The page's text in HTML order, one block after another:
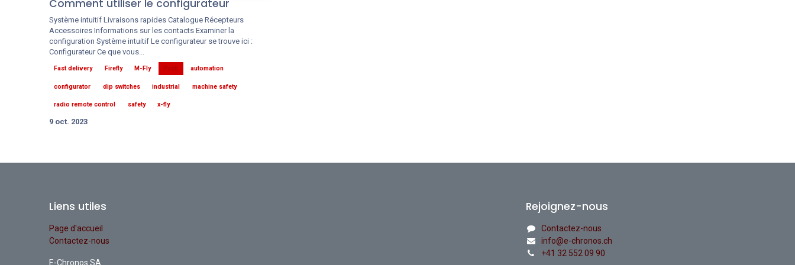
Comment utiliser le configurateur
Système intuitif Livraisons rapides Catalogue Récepteurs
Accessoires Informations sur les contacts Examiner la
configuration Système intuitif Le configurateur se trouve ici :
Configurateur Ce que vous...
Fast delivery Firefly M-Fly Push automation
configurator dip switches industrial machine safety
radio remote control safety x-fly
9 oct. 2023
Liens utiles
Page d'accueil
Contactez-nous
E-Chronos SA
Rejoignez-nous
Contactez-nous
info@e-chronos.ch
+41 32 552 09 90